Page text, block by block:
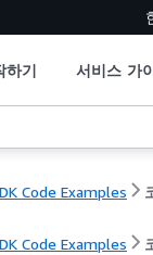
하기 서비스 가
Code Examples
Code Examples